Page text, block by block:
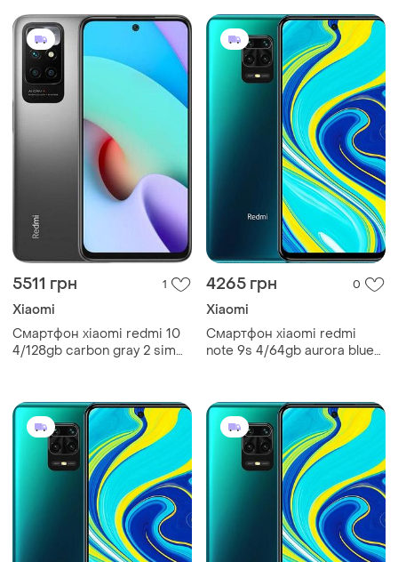
5020 mah snapdragon 7
5511 грн 1
Xiaomi
Смартфон xiaomi redmi 10
4/128gb carbon gray 2 sim
4265 грн 0
Xiaomi
Смартфон xiaomi redmi
note 9s 4/64gb aurora blue
5020 mah snapdragon 7